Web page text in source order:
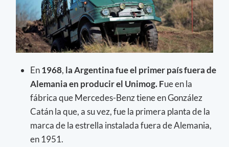
En1968, la Argentina fue el primer país fuera de
Alemania en producir el Unimog. Fue en la
fábrica que Mercedes-Benz tiene en González
Catán la que, a su vez, fue la primera planta de la
marca de la estrella instalada fuera de Alemania,
en 1951.